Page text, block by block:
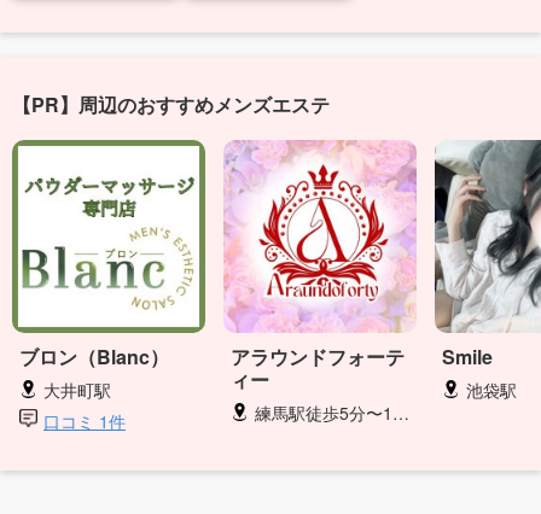
【PR】周辺のおすすめメンズエステ
ブロン（Blanc）
大井町駅
口コミ 1件
アラウンドフォーテ
ィー
練馬駅徒歩5分〜10分
Smile
池袋駅